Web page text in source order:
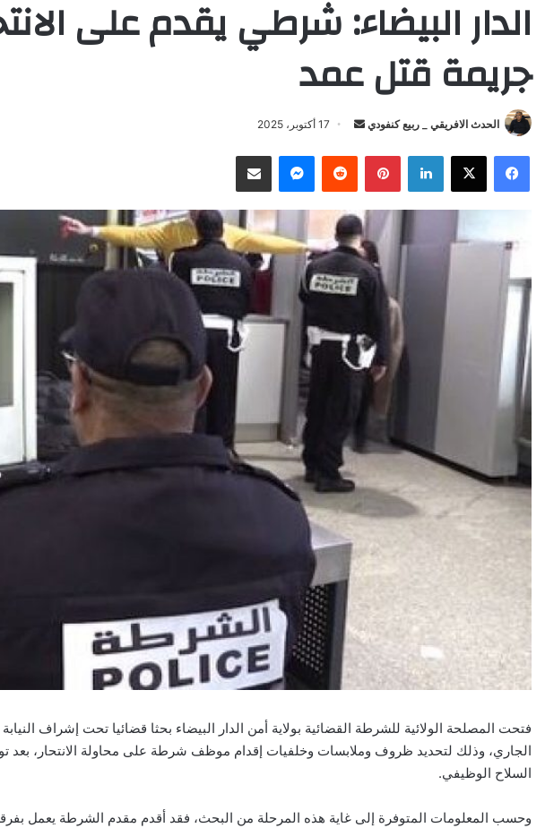
الدار البيضاء: شرطي يقدم على
جريمة قتل عمد
الحدث الافريقي _ ربيع كنفودي
Send
email
17 أكتوبر، 2025
Facebook
X
LinkedIn
Pinterest
Reddit
Messengerانشر عبر البريد الإلكتروني
الجاري، وذلك لتحديد ظروف وملابسات وخلفيات إقدام موظف شرطة على محاولة الانتحار، بعد
السلاح الوظيفي.
وحسب المعلومات المتوفرة إلى غاية هذه المرحلة من البحث، فقد أقدم مقدم الشرطة يعمل